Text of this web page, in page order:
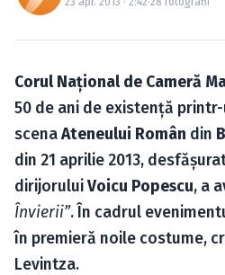
Caută în site...
Corul Naţional de Cameră
50 de ani de existenţă
scenaAteneului Român din
din 21 aprilie 2013,
dirijoruluiVoicu Popescu, a
Învierii”. În cadrul
în premieră noile costume,
Levintza.